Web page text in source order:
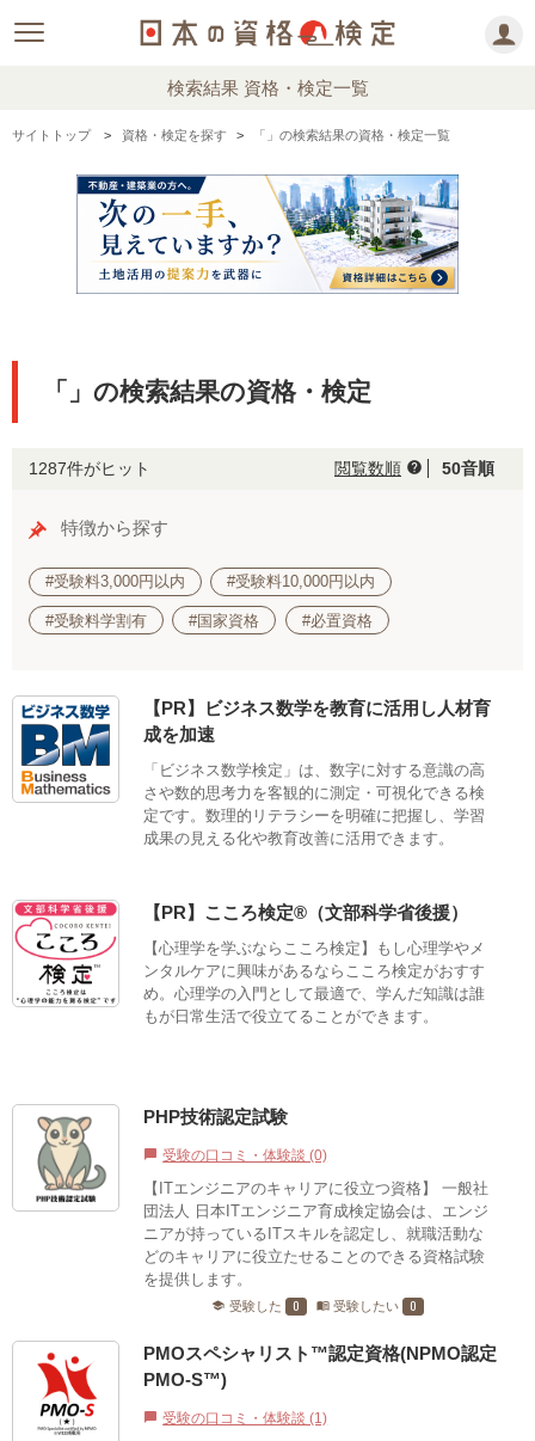
検索結果 資格・検定一覧
サイトトップ 資格・検定を探す 「」の検索結果の資格・検定一覧
「」の検索結果の資格・検定
1287件がヒット 閲覧数順 help 50音順
特徴から探す
#受験料3,000円以内 #受験料10,000円以内
#受験料学割有 #国家資格 #必置資格
【PR】ビジネス数学を教育に活用し人材育
成を加速
「ビジネス数学検定」は、数字に対する意識の高
さや数的思考力を客観的に測定・可視化できる検
定です。数理的リテラシーを明確に把握し、学習
成果の見える化や教育改善に活用できます。
【PR】こころ検定®（文部科学省後援）
【心理学を学ぶならこころ検定】もし心理学やメ
ンタルケアに興味があるならこころ検定がおすす
め。心理学の入門として最適で、学んだ知識は誰
もが日常生活で役立てることができます。
PHP技術認定試験
chat_bubble 受験の口コミ・体験談 (0)
【ITエンジニアのキャリアに役立つ資格】 一般社
団法人 日本ITエンジニア育成検定協会は、エンジ
ニアが持っているITスキルを認定し、就職活動な
どのキャリアに役立たせることのできる資格試験
を提供します。
school 受験した 0 menu_book 受験したい 0
PMOスペシャリスト™認定資格(NPMO認定
PMO-S™)
chat_bubble 受験の口コミ・体験談 (1)